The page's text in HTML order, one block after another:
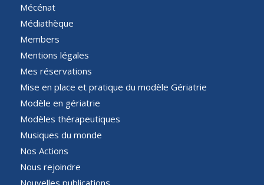
Mécénat
Médiathèque
Members
Mentions légales
Mes réservations
Mise en place et pratique du modèle Gériatrie
Modèle en gériatrie
Modèles thérapeutiques
Musiques du monde
Nos Actions
Nous rejoindre
Nouvelles publications